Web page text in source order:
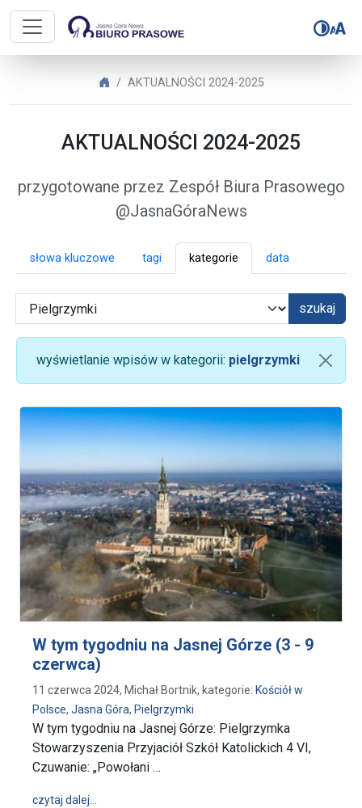
Biuro Prasowe Jasnej Góry –
Biuro Prasowe Jasnej Góry
AKTUALNOŚCI 2024-2025
AKTUALNOŚCI 2024-2025
przygotowane przez Zespół Biura Prasowego
@JasnaGóraNews
słowa kluczowe tagi kategorie data
szukaj
wyświetlanie wpisów w kategorii: pielgrzymki
W tym tygodniu na Jasnej Górze (3 - 9
czerwca)
11 czerwca 2024, Michał Bortnik, kategorie: Kościół w
Polsce, Jasna Góra, Pielgrzymki
W tym tygodniu na Jasnej Górze: Pielgrzymka
Stowarzyszenia Przyjaciół Szkół Katolickich 4 VI,
Czuwanie: „Powołani …
czytaj dalej…